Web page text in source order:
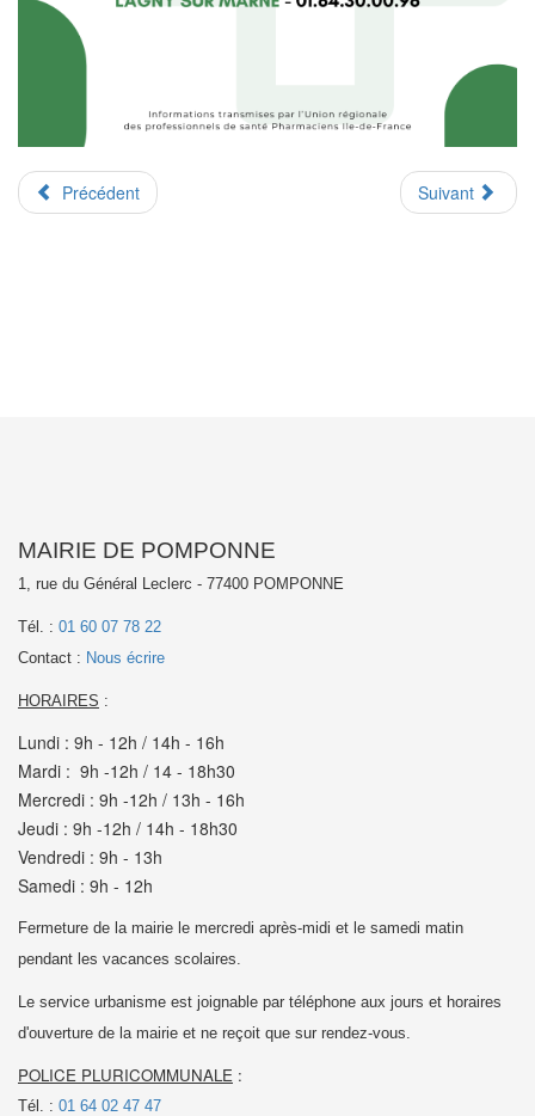
Précédent Suivant
MAIRIE DE POMPONNE
1, rue du Général Leclerc - 77400 POMPONNE
Tél. : 01 60 07 78 22
Contact : Nous écrire
HORAIRES :
Lundi : 9h - 12h / 14h - 16h
Mardi : 9h -12h / 14 - 18h30
Mercredi : 9h -12h / 13h - 16h
Jeudi : 9h -12h / 14h - 18h30
Vendredi : 9h - 13h
Samedi : 9h - 12h
Fermeture de la mairie le mercredi après-midi et le samedi matin
pendant les vacances scolaires.
Le service urbanisme est joignable par téléphone aux jours et horaires
d'ouverture de la mairie et ne reçoit que sur rendez-vous.
POLICE PLURICOMMUNALE :
Tél. : 01 64 02 47 47